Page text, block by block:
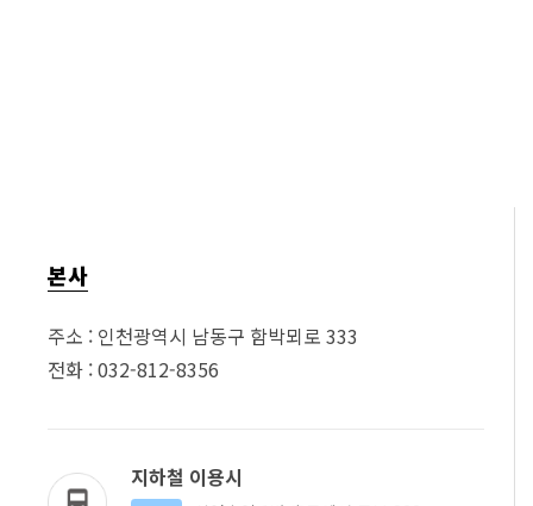
본사
주소 : 인천광역시 남동구 함박뫼로 333
전화 : 032-812-8356
지하철 이용시